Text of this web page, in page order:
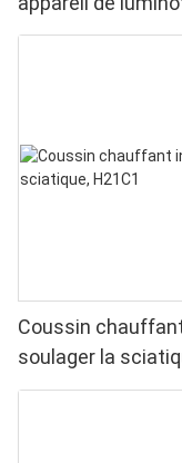
pour soulager les
Coussin
soulager la